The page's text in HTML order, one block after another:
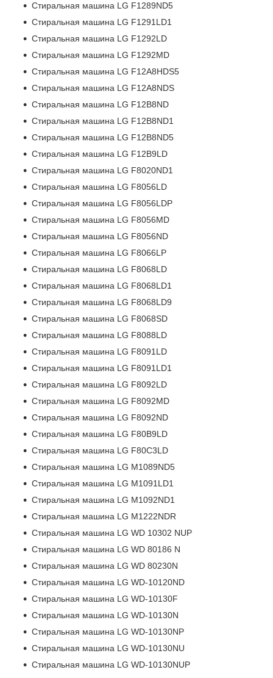
Стиральная машина LG F1289ND5
Стиральная машина LG F1291LD1
Стиральная машина LG F1292LD
Стиральная машина LG F1292MD
Стиральная машина LG F12A8HDS5
Стиральная машина LG F12A8NDS
Стиральная машина LG F12B8ND
Стиральная машина LG F12B8ND1
Стиральная машина LG F12B8ND5
Стиральная машина LG F12B9LD
Стиральная машина LG F8020ND1
Стиральная машина LG F8056LD
Стиральная машина LG F8056LDP
Стиральная машина LG F8056MD
Стиральная машина LG F8056ND
Стиральная машина LG F8066LP
Стиральная машина LG F8068LD
Стиральная машина LG F8068LD1
Стиральная машина LG F8068LD9
Стиральная машина LG F8068SD
Стиральная машина LG F8088LD
Стиральная машина LG F8091LD
Стиральная машина LG F8091LD1
Стиральная машина LG F8092LD
Стиральная машина LG F8092MD
Стиральная машина LG F8092ND
Стиральная машина LG F80B9LD
Стиральная машина LG F80C3LD
Стиральная машина LG M1089ND5
Стиральная машина LG M1091LD1
Стиральная машина LG M1092ND1
Стиральная машина LG M1222NDR
Стиральная машина LG WD 10302 NUP
Стиральная машина LG WD 80186 N
Стиральная машина LG WD 80230N
Стиральная машина LG WD-10120ND
Стиральная машина LG WD-10130F
Стиральная машина LG WD-10130N
Стиральная машина LG WD-10130NP
Стиральная машина LG WD-10130NU
Стиральная машина LG WD-10130NUP